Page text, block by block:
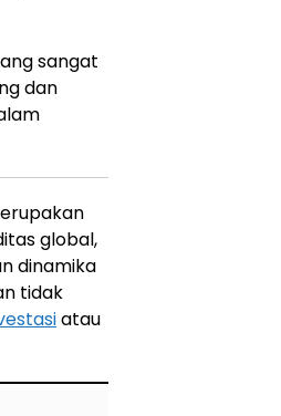
sangat
dan
global,
dinamika
tidak
atau